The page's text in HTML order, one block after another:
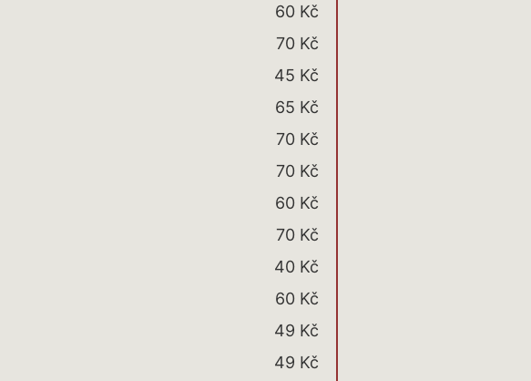
60 Kč
70 Kč
45 Kč
65 Kč
70 Kč
70 Kč
60 Kč
70 Kč
40 Kč
60 Kč
49 Kč
49 Kč